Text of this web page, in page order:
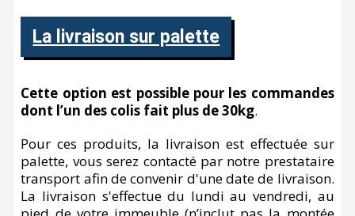
La livraison sur palette
Cette option est possible pour les commandes
dont l’un des colis fait plus de 30kg.
Pour ces produits, la livraison est effectuée sur
palette, vous serez contacté par notre prestataire
transport afin de convenir d'une date de livraison.
La livraison s'effectue du lundi au vendredi, au